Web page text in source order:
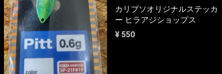
カリプソオリジナルステッカ
ー ヒラアジショップス
¥ 550